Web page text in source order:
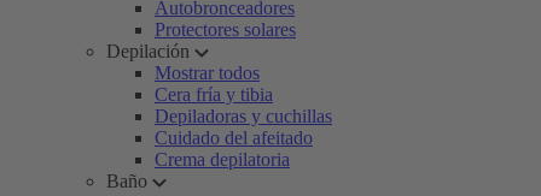
Autobronceadores
Protectores solares
Depilación
Mostrar todos
Cera fría y tibia
Depiladoras y cuchillas
Cuidado del afeitado
Crema depilatoria
Baño